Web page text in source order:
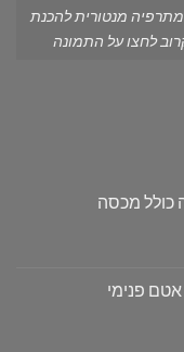
מנטורית להכנת
לחצו על התמונה